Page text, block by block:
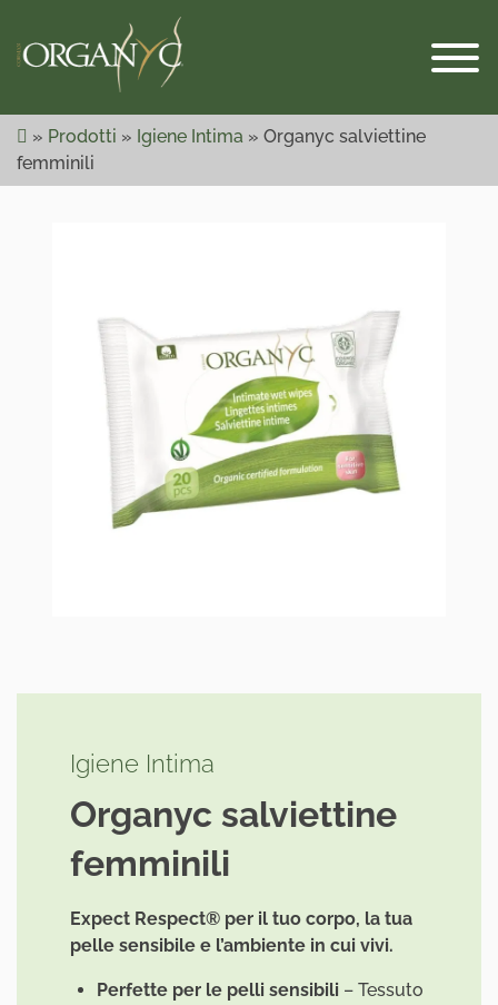
Expect
Prodotti
content
» Prodotti » Igiene Intima » Organyc salviettine
femminili
Igiene Intima
Organyc salviettine
femminili
Expect Respect® per il tuo corpo, la tua
pelle sensibile e l’ambiente in cui vivi.
Perfette per le pelli sensibili – Tessuto